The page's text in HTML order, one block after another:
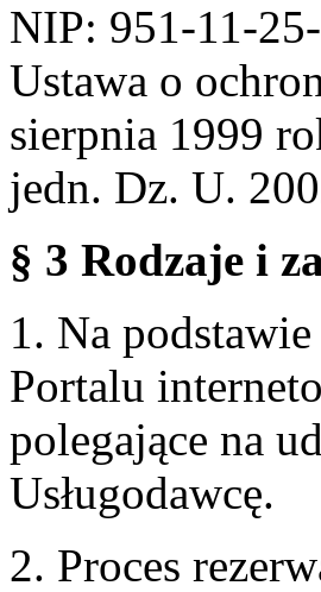
NIP: 951-11-
Ustawa o
sierpnia 1999
jedn. Dz. U.
§ 3 Rodzaje i
1. Na
Portalu
polegające na
Usługodawcę.
2. Proces